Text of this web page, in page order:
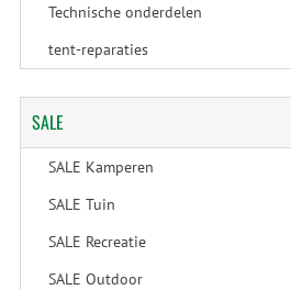
Technische onderdelen
tent-reparaties
SALE
SALE Kamperen
SALE Tuin
SALE Recreatie
SALE Outdoor